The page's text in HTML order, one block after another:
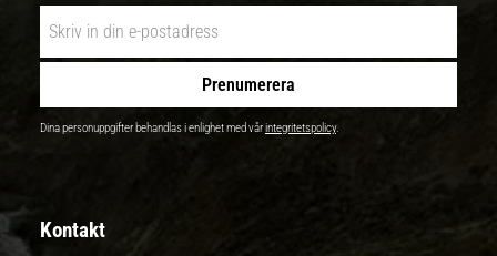
Prenumerera
Dina personuppgifter behandlas i enlighet med vårintegritetspolicy.
Kontakt